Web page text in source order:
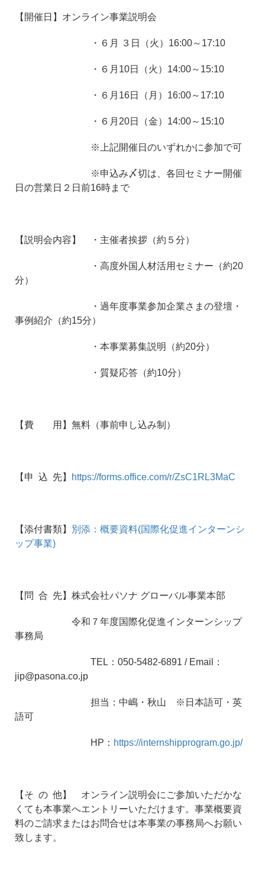
【開催日】オンライン事業説明会
・６月 ３日（火）16:00～17:10
・６月10日（火）14:00～15:10
・６月16日（月）16:00～17:10
・６月20日（金）14:00～15:10
※上記開催日のいずれかに参加で可
※申込み〆切は、各回セミナー開催
日の営業日２日前16時まで
【説明会内容】 ・主催者挨拶（約５分）
・高度外国人材活用セミナー（約20
分）
・過年度事業参加企業さまの登壇・
事例紹介（約15分）
・本事業募集説明（約20分）
・質疑応答（約10分）
【費 用】無料（事前申し込み制）
【申 込 先】 https://forms.office.com/r/ZsC1RL3MaC
【添付書類】
別添：概要資料(国際化促進インターンシ
ップ事業)
【問 合 先】株式会社パソナ グローバル事業本部
令和７年度国際化促進インターンシップ
事務局
TEL：050-5482-6891 / Email：
jip@pasona.co.jp
担当：中嶋・秋山 ※日本語可・英
語可
HP： https://internshipprogram.go.jp/
【そ の 他】 オンライン説明会にご参加いただかな
くても本事業へエントリーいただけます。事業概要資
料のご請求またはお問合せは本事業の事務局へお願い
致します。